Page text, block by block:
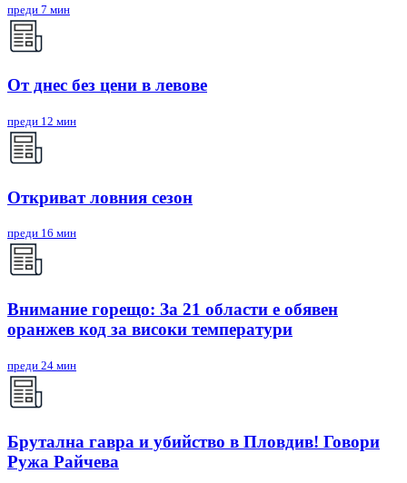
преди 7 мин
От днес без цени в левове
преди 12 мин
Откриват ловния сезон
преди 16 мин
Внимание горещо: За 21 области е обявен
оранжев код за високи температури
преди 24 мин
Брутална гавра и убийство в Пловдив! Говори
Ружа Райчева